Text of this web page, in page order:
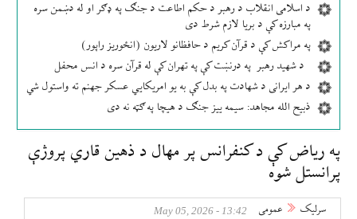
د اسلامی انقلاب د رهبر د حکم اطاعت د جنګ په ډګر او له دښمن سره
په مبارزه کې د بریا لازم شرط دی
په مراکش کې د قرآن کریم د حافظانو لاریون (انځوریز راپور)
د شهید رهبر په درنښت کې په تهران کې له قرآن سره د انس محفل
د هر ایرانی د شهادت په بدل کې به یو امریکایي عسکر جهنم ته واستول شي
ذبیح الله مجاهد: سیمه ییز جنګ د هیچا په ګټه نه دی
په ریاض کې د کنفرانس پر مهال د ذهین قاري پروژې
پرانستل شوه
سرلیک عمومی 13:42 - May 05, 2026